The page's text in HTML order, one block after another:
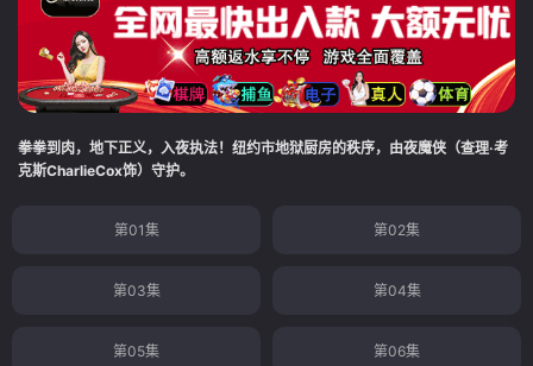
拳拳到肉，地下正义，入夜执法！纽约市地狱厨房的秩序，由夜魔侠（查理·考
克斯CharlieCox饰）守护。
第01集 第02集
第03集 第04集
第05集 第06集